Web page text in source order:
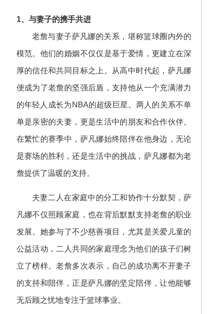
1、与妻子的携手共进
老詹与妻子萨凡娜的关系，堪称篮球圈内外的
模范。他们的婚姻不仅仅是基于爱情，更建立在深
厚的信任和共同目标之上。从高中时代起，萨凡娜
便成为了老詹的坚强后盾，支持他从一个充满潜力
的年轻人成长为NBA的超级巨星。两人的关系不单
单是亲密的夫妻，更是生活中的朋友和合作伙伴。
在繁忙的赛季中，萨凡娜始终陪伴在他身边，无论
是赛场的胜利，还是生活中的挑战，萨凡娜都为老
詹提供了温暖的支持。
夫妻二人在家庭中的分工和协作十分默契，萨
凡娜不仅照顾家庭，也在背后默默支持老詹的职业
发展。她参与了不少慈善项目，尤其是关爱儿童的
公益活动，二人共同的家庭理念为他们的孩子们树
立了榜样。老詹多次表示，自己的成功离不开妻子
的支持和陪伴，正是萨凡娜的坚定陪伴，让他能够
无后顾之忧地专注于篮球事业。